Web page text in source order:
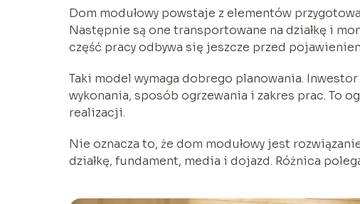
Dom modułowy powstaje z elementów
Następnie są one transportowane na działkę i
część pracy odbywa się jeszcze przed
Taki model wymaga dobrego planowania.
wykonania, sposób ogrzewania i zakres prac. To
realizacji.
Nie oznacza to, że dom modułowy jest
działkę, fundament, media i dojazd. Różnica